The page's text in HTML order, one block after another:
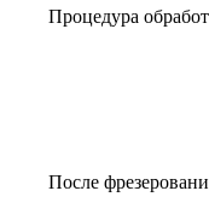
Процедура
После